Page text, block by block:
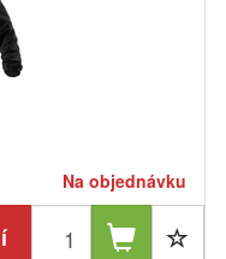
Na objednávku